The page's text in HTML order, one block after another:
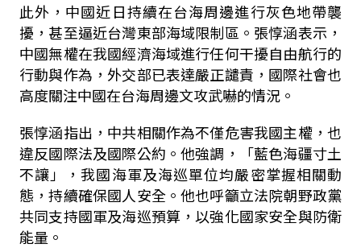
此外，中國近日持續在台海周邊進行灰色地帶襲
擾，甚至逼近台灣東部海域限制區。張惇涵表示，
中國無權在我國經濟海域進行任何干擾自由航行的
行動與作為，外交部已表達嚴正譴責，國際社會也
高度關注中國在台海周邊文攻武嚇的情況。
張惇涵指出，中共相關作為不僅危害我國主權，也
違反國際法及國際公約。他強調，「藍色海疆寸土
不讓」，我國海軍及海巡單位均嚴密掌握相關動
態，持續確保國人安全。他也呼籲立法院朝野政黨
共同支持國軍及海巡預算，以強化國家安全與防衛
能量。